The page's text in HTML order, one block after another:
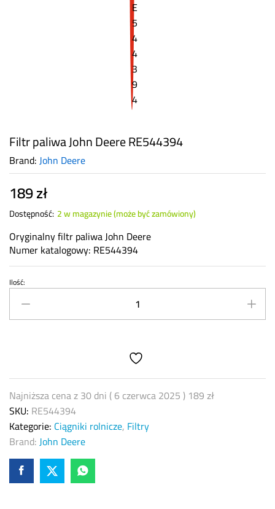
Filtr paliwa John Deere RE544394
Brand:John Deere
189zł
Dostępność: 2 w magazynie (może być zamówiony)
Oryginalny filtr paliwa John Deere
Numer katalogowy: RE544394
Filtr
paliwa
John
Ilość:
Najniższa cena z 30 dni (6 czerwca 2025) 189zł
SKU: RE544394
Kategorie: Ciągniki rolnicze, Filtry
Brand:John Deere